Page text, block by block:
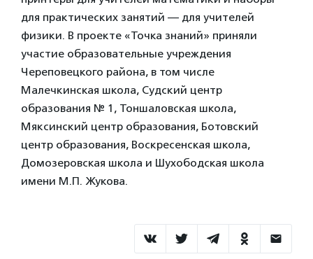
для практических занятий — для учителей
физики. В проекте «Точка знаний» приняли
участие образовательные учреждения
Череповецкого района, в том числе
Малечкинская школа, Судский центр
образования № 1, Тоншаловская школа,
Мяксинский центр образования, Ботовский
центр образования, Воскресенская школа,
Домозеровская школа и Шухободская школа
имени М.П. Жукова.